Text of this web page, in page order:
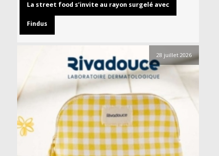
La street food s’invite au rayon surgelé avec
Findus
28 juillet 2026